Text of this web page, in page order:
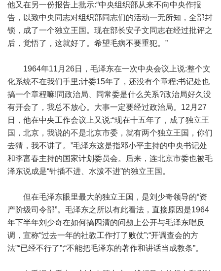
他又在另一份报告上批示:“中央组织部从来不向中央作报
告，以致中央同志对组织部同志们的活动一无所知，全部封
锁，成了一个独立王国。现在部长安子文同志在经过批评之
后，觉悟了，这就好了。希望毛病不要重犯。”
1964年11月26日，毛泽东在一次中央会议上说:整个文
化系统不在我们手里;计委15年了，还没有个章程;书记处也
搞一个章程嘛!同政治局、同常委是什么关系?政治局好久没
有开会了，我总不放心。大事一定要经过政治局。12月27
日，他在中央工作会议上又说:“现在十五年了，成了独立王
国，北京，我说的不是北京市委，就有两个独立王国，你们
去猜，我不讲了。”毛泽东这是指邓小平主持的中央书记处
和李富春主持的国家计划委员会。后来，连北京市委也被毛
泽东说成是“针插不进、水泼不进”的独立王国。
但在毛泽东眼里最大的独立王国，是刘少奇领导的“资
产阶级司令部”。毛泽东之所以有此看法，直接原因是1964
年下半年刘少奇在如何搞四清的问题上公开与毛泽东唱反
调，宣称“过去一年的社教工作打了败仗”;“开调查会的方
法”“已经不行了”;“不能把毛泽东的著作和讲话当成教条”。